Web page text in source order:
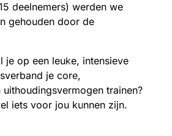
deelnemers) werden we
gehouden door de
je op een leuke, intensieve
je core,
trainen?
iets voor jou kunnen zijn.